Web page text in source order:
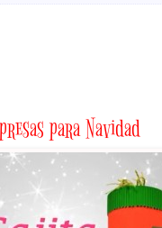
para Navidad